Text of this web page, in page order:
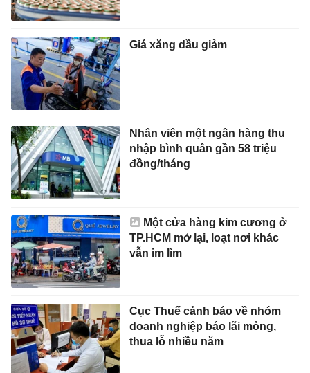
Giá xăng dầu giảm
Nhân viên một ngân hàng thu
nhập bình quân gần 58 triệu
đồng/tháng
Một cửa hàng kim cương ở
TP.HCM mở lại, loạt nơi khác
vẫn im lìm
Cục Thuế cảnh báo về nhóm
doanh nghiệp báo lãi mỏng,
thua lỗ nhiều năm